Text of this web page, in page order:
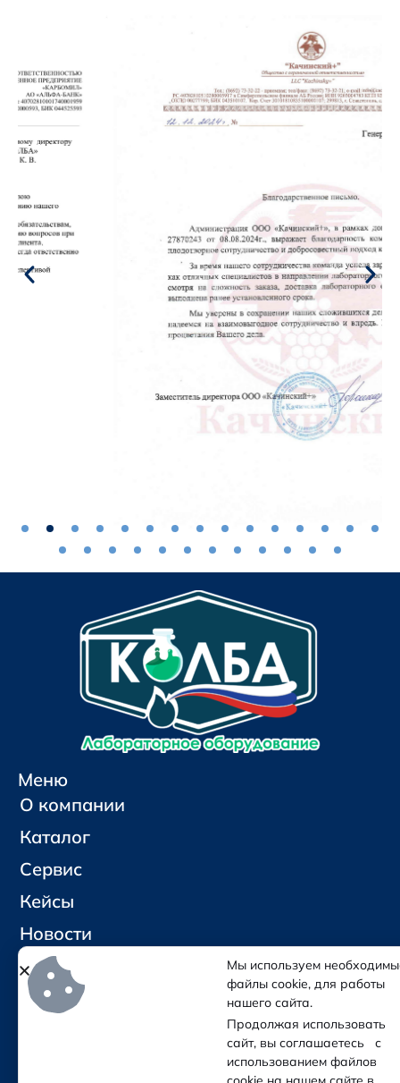
Меню
О компании
Каталог
Сервис
Кейсы
Новости
Контакты
Социальные сети и контакты
Мы используем
файлы cookie, для работы
нашего сайта.
Продолжая использовать
сайт, вы соглашаетесь с
использованием файлов